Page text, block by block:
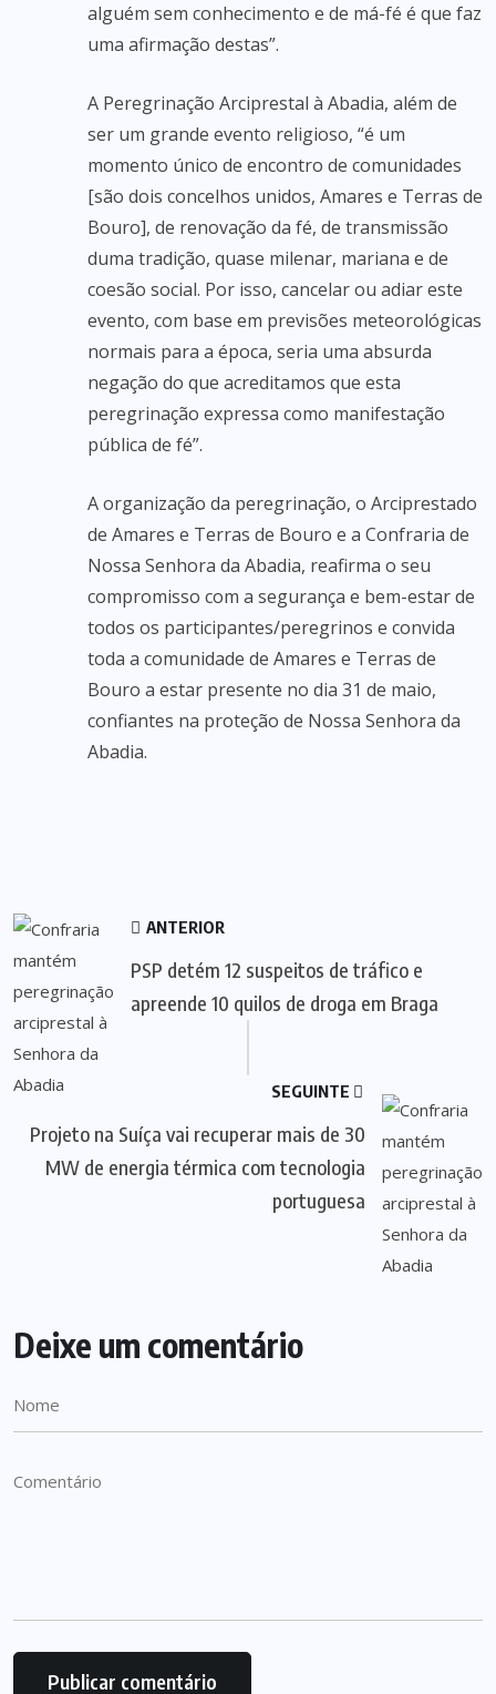
alguém sem conhecimento e de má-fé é que faz
uma afirmação destas”.
A Peregrinação Arciprestal à Abadia, além de
ser um grande evento religioso, “é um
momento único de encontro de comunidades
[são dois concelhos unidos, Amares e Terras de
Bouro], de renovação da fé, de transmissão
duma tradição, quase milenar, mariana e de
coesão social. Por isso, cancelar ou adiar este
evento, com base em previsões meteorológicas
normais para a época, seria uma absurda
negação do que acreditamos que esta
peregrinação expressa como manifestação
pública de fé”.
A organização da peregrinação, o Arciprestado
de Amares e Terras de Bouro e a Confraria de
Nossa Senhora da Abadia, reafirma o seu
compromisso com a segurança e bem-estar de
todos os participantes/peregrinos e convida
toda a comunidade de Amares e Terras de
Bouro a estar presente no dia 31 de maio,
confiantes na proteção de Nossa Senhora da
Abadia.
ANTERIOR
PSP detém 12 suspeitos de tráfico e
apreende 10 quilos de droga em Braga
SEGUINTE
Projeto na Suíça vai recuperar mais de 30
MW de energia térmica com tecnologia
portuguesa
Deixe um comentário